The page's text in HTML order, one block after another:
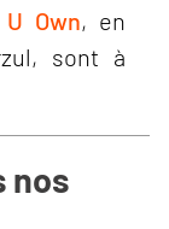
Own, en
sont à
nos